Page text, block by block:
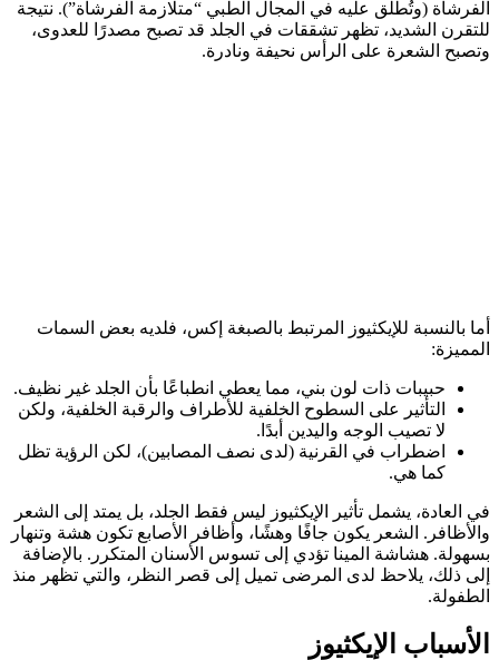
الفرشاة (وتُطلق عليه في المجال الطبي “متلازمة الفرشاة”). نتيجة
للتقرن الشديد، تظهر تشققات في الجلد قد تصبح مصدرًا للعدوى،
وتصبح الشعرة على الرأس نحيفة ونادرة.
أما بالنسبة للإيكثيوز المرتبط بالصبغة إكس، فلديه بعض السمات
المميزة:
حبيبات ذات لون بني، مما يعطي انطباعًا بأن الجلد غير نظيف.
التأثير على السطوح الخلفية للأطراف والرقبة الخلفية، ولكن
لا تصيب الوجه واليدين أبدًا.
اضطراب في القرنية (لدى نصف المصابين)، لكن الرؤية تظل
كما هي.
في العادة، يشمل تأثير الإيكثيوز ليس فقط الجلد، بل يمتد إلى الشعر
والأظافر. الشعر يكون جافًا وهشًا، وأظافر الأصابع تكون هشة وتنهار
بسهولة. هشاشة المينا تؤدي إلى تسوس الأسنان المتكرر. بالإضافة
إلى ذلك، يلاحظ لدى المرضى تميل إلى قصر النظر، والتي تظهر منذ
الطفولة.
الأسباب الإيكثيوز